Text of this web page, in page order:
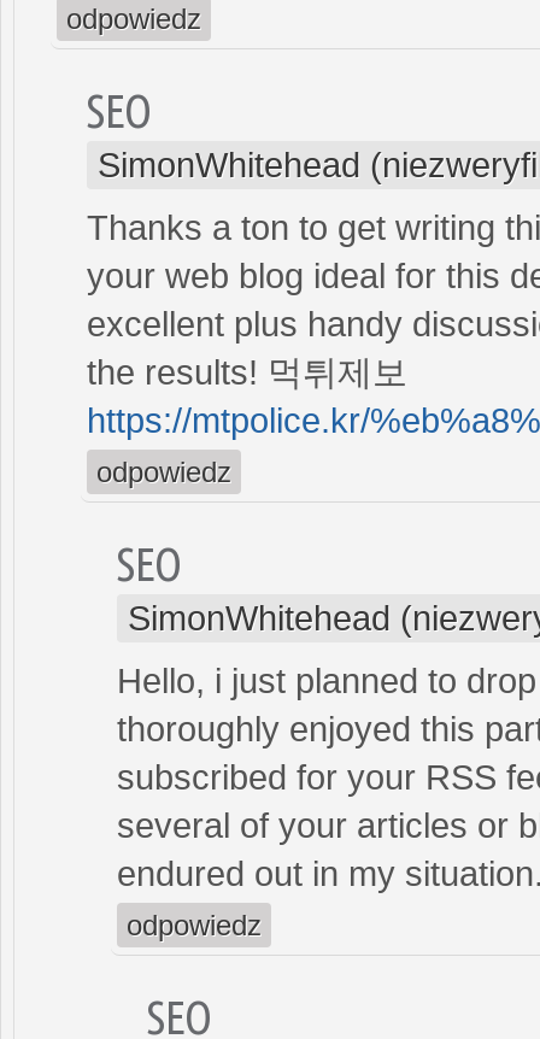
odpowiedz
SEO
SimonWhitehead
Thanks a ton to get writing
your web blog ideal for this
excellent plus handy
the results! 먹튀제보
https://mtpolice.kr/
odpowiedz
SEO
SimonWhitehead
Hello, i just planned to
thoroughly enjoyed this
subscribed for your RSS
several of your articles or
endured out in my
odpowiedz
SEO